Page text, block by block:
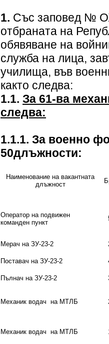
1. Със заповед №
отбраната на
обявяване на
служба на лица,
училища, във
както следва:
1.1. За 61-ва
следва:
1.1.1. За военно
50длъжности:
Наименование на вакантната
длъжност
Оператор на подвижен
команден пункт
Мерач на ЗУ-23-2
Поставач на ЗУ-23-2
Пълнач на ЗУ-23-2
Механик водач на МТЛБ
Механик водач на МТЛБ